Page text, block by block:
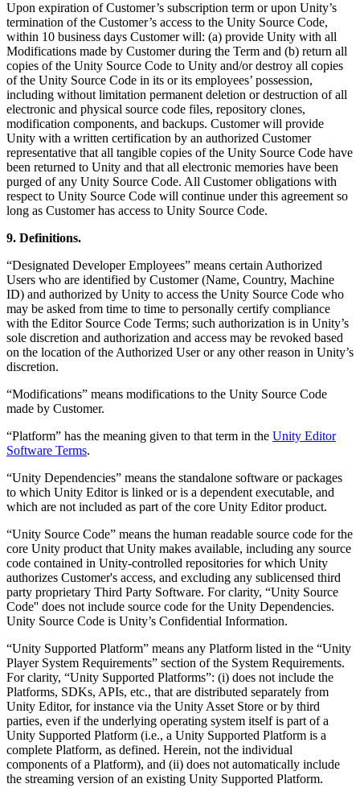
Upon expiration of Customer’s subscription term or upon Unity’s
termination of the Customer’s access to the Unity Source Code,
within 10 business days Customer will: (a) provide Unity with all
Modifications made by Customer during the Term and (b) return all
copies of the Unity Source Code to Unity and/or destroy all copies
of the Unity Source Code in its or its employees’ possession,
including without limitation permanent deletion or destruction of all
electronic and physical source code files, repository clones,
modification components, and backups. Customer will provide
Unity with a written certification by an authorized Customer
representative that all tangible copies of the Unity Source Code have
been returned to Unity and that all electronic memories have been
purged of any Unity Source Code. All Customer obligations with
respect to Unity Source Code will continue under this agreement so
long as Customer has access to Unity Source Code.
9. Definitions.
“Designated Developer Employees” means certain Authorized
Users who are identified by Customer (Name, Country, Machine
ID) and authorized by Unity to access the Unity Source Code who
may be asked from time to time to personally certify compliance
with the Editor Source Code Terms; such authorization is in Unity’s
sole discretion and authorization and access may be revoked based
on the location of the Authorized User or any other reason in Unity’s
discretion.
“Modifications” means modifications to the Unity Source Code
made by Customer.
“Platform” has the meaning given to that term in the Unity Editor
Software Terms.
“Unity Dependencies” means the standalone software or packages
to which Unity Editor is linked or is a dependent executable, and
which are not included as part of the core Unity Editor product.
“Unity Source Code” means the human readable source code for the
core Unity product that Unity makes available, including any source
code contained in Unity-controlled repositories for which Unity
authorizes Customer's access, and excluding any sublicensed third
party proprietary Third Party Software. For clarity, “Unity Source
Code'' does not include source code for the Unity Dependencies.
Unity Source Code is Unity’s Confidential Information.
“Unity Supported Platform” means any Platform listed in the “Unity
Player System Requirements” section of the System Requirements.
For clarity, “Unity Supported Platforms”: (i) does not include the
Platforms, SDKs, APIs, etc., that are distributed separately from
Unity Editor, for instance via the Unity Asset Store or by third
parties, even if the underlying operating system itself is part of a
Unity Supported Platform (i.e., a Unity Supported Platform is a
complete Platform, as defined. Herein, not the individual
components of a Platform), and (ii) does not automatically include
the streaming version of an existing Unity Supported Platform.